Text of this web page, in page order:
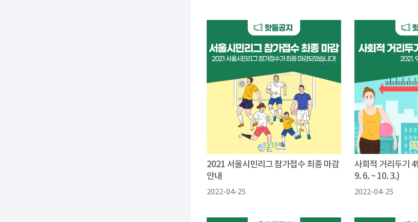
2021 서울시민리그 참가접수 최종 마감
안내
2022-04-25
사회적 거리두기
9. 6. ~ 10. 3.)
2022-04-25